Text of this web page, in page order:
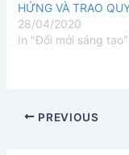
HỨNG VÀ TRAO
28/04/2020
In "Đổi mới sáng tạo"
PREVIOUS